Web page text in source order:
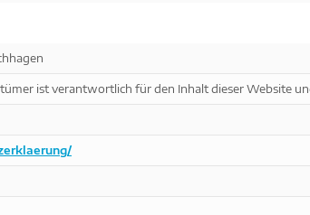
ist verantwortlich für den Inhalt dieser Website